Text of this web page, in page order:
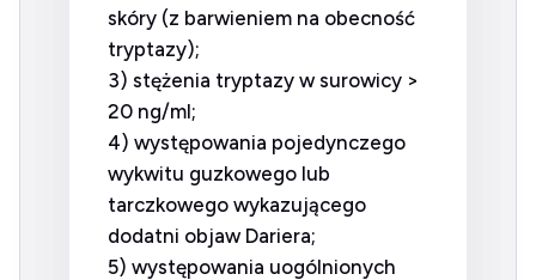
skóry (z barwieniem na obecność
tryptazy);
3) stężenia tryptazy w surowicy >
20 ng/ml;
4) występowania pojedynczego
wykwitu guzkowego lub
tarczkowego wykazującego
dodatni objaw Dariera;
5) występowania uogólnionych